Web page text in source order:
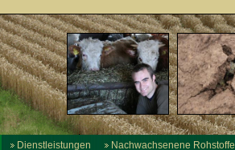
Dienstleistungen Nachwachsenene Rohstoffe